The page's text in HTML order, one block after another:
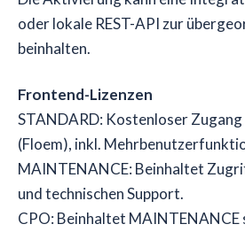
oder lokale REST-API zur
beinhalten.
Frontend-Lizenzen
STANDARD: Kostenloser
(Floem), inkl.
MAINTENANCE: Beinhaltet
und technischen Support.
CPO: Beinhaltet MAINTENANCE